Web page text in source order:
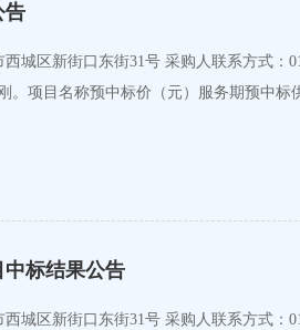
告
。项目名称预中标价（元）服务期预中
标结果公告